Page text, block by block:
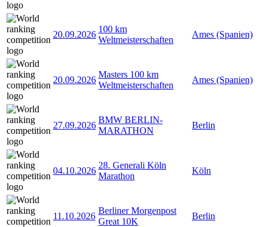
20.09.2026
100 km
Weltmeisterschaften
Ames (Spanien)
20.09.2026
Masters 100 km
Weltmeisterschaften
Ames (Spanien)
27.09.2026
BMW BERLIN-
MARATHON
Berlin
04.10.2026
28. Generali Köln
Marathon
Köln
11.10.2026
Berliner Morgenpost
Great 10K
Berlin